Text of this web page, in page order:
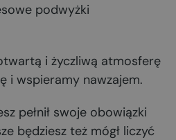
podwyżki
i życzliwą atmosferę
i wspieramy nawzajem.
pełnił swoje obowiązki
będziesz też mógł liczyć